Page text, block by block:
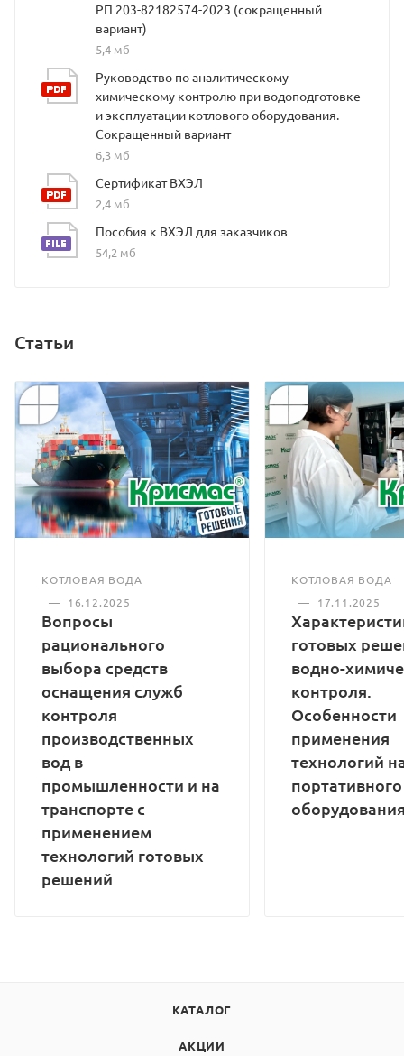
РП 203-82182574-2023 (сокращенный
вариант)
5,4 мб
Руководство по аналитическому
химическому контролю при водоподготовке
и эксплуатации котлового оборудования.
Сокращенный вариант
6,3 мб
Сертификат ВХЭЛ
2,4 мб
Пособия к ВХЭЛ для заказчиков
54,2 мб
Статьи
КОТЛОВАЯ ВОДА
—
16.12.2025
Вопросы
рационального
выбора средств
оснащения служб
контроля
производственных
вод в
промышленности и на
транспорте с
применением
технологий готовых
решений
КОТЛОВАЯ ВОДА
—
17.11.2025
готовых
водно-
контроля.
Особенности
применения
технологий
портативного
КАТАЛОГ
АКЦИИ